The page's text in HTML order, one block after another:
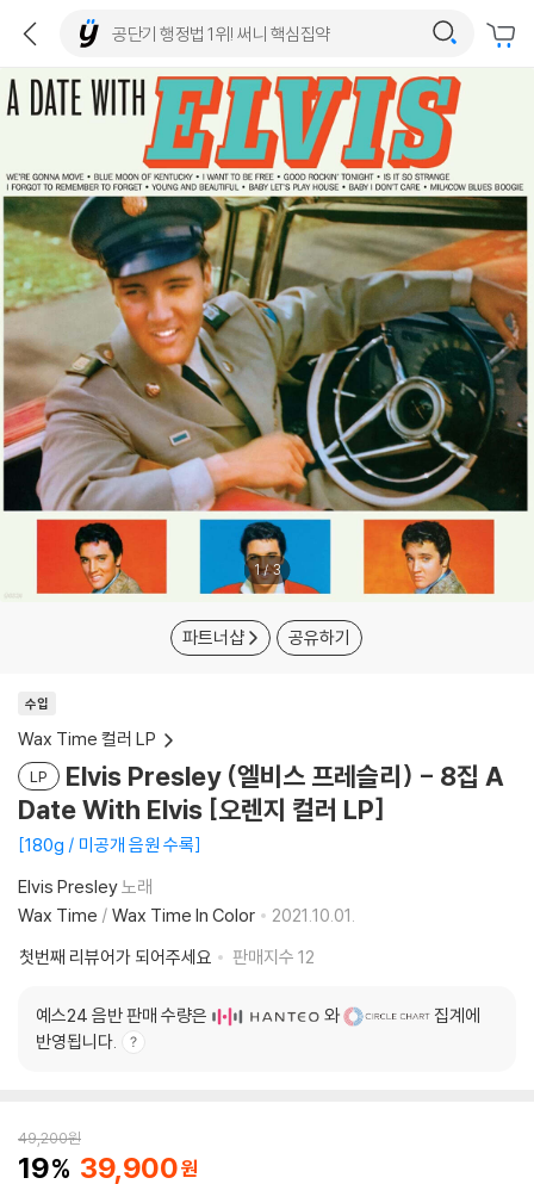
1/3
파트너샵 공유하기
수입
Wax Time 컬러 LP
LP
Elvis Presley (엘비스 프레슬리) - 8집 A
Date With Elvis [오렌지 컬러 LP]
180g / 미공개 음원 수록
Elvis Presley노래
Wax Time / Wax Time In Color
2021.10.01.
첫번째 리뷰어가 되어주세요
판매지수 12
예스24 음반 판매 수량은 와
집계에
반영됩니다.
49,200원
19 39,900